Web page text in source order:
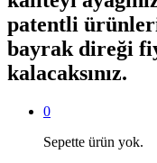
patentli
bayrak direği
kalacaksınız.
0
Sepette ürün yok.